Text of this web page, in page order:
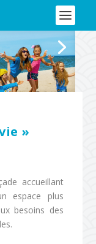
»
accueillant
espace plus
besoins des